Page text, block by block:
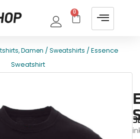
0
Damen /Sweatshirts / Essence
Sweatshirt